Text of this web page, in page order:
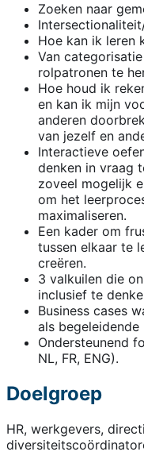
Zoeken naar
Hoe kan ik leren
Van
rolpatronen te
Hoe houd ik
en kan ik mijn
anderen
van jezelf en
Interactieve
denken in vraag
zoveel mogelijk
om het
maximaliseren.
Een kader om
tussen elkaar te
creëren.
3 valkuilen die
inclusief te
Business cases
als
Ondersteunend
NL, FR, ENG).
Doelgroep
HR, werkgevers,